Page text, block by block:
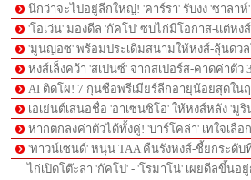
นึกว่าจะไปอยู่ลีกใหญ่! 'คาร์รา' รับงง 'ซาลา
'โอเว่น' มองดีล 'กัคโป' ซบไก่มีโอกาส-แต่ห
'มูนญอซ' พร้อมประเดิมสนามให้หงส์-ลุ้นดว
หงส์เล็งคว้า 'สเปนซ์' จากสเปอร์ส-คาดค่าตัว
AI ติดโผ! 7 กุนซือพรีเมียร์ลีกอายุน้อยสุดใน
เอเย่นต์เสนอชื่อ 'อาเซนซิโอ' ให้หงส์หลัง 'มู
หากตกลงค่าตัวได้ทั้งคู่! 'บาร์โคล่า' เทใจเลือ
'ทาวน์เซนด์' หนุน TAA คืนรังหงส์-ชี้ยกระดั
ไก่เปิดโต๊ะล่า 'กัคโป' - 'โรมาโน่' เผยดีลขึ้นอ